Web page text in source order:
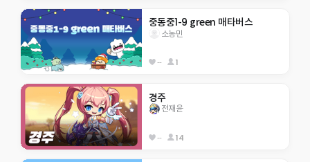
중동중1-9 green 매타버스
소농민
-- 1
경주
전재윤
-- 14